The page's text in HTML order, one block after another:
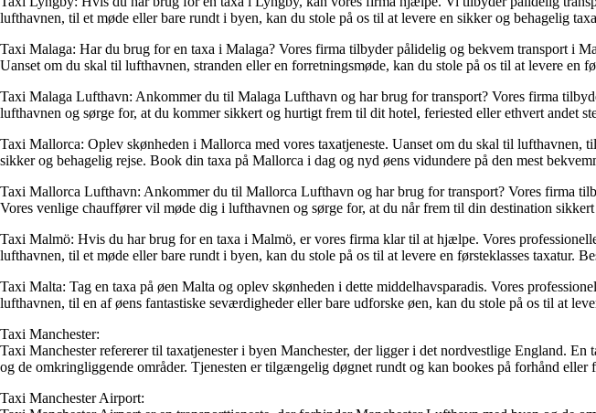
lufthavnen, til et møde eller bare rundt i byen, kan du stole på os til at levere en sikker og behagelig
Taxi Malaga: Har du brug for en taxa i Malaga? Vores firma tilbyder pålidelig og bekvem transport i
Uanset om du skal til lufthavnen, stranden eller en forretningsmøde, kan du stole på os til at levere en
Taxi Malaga Lufthavn: Ankommer du til Malaga Lufthavn og har brug for transport? Vores firma
lufthavnen og sørge for, at du kommer sikkert og hurtigt frem til dit hotel, feriested eller ethvert andet
Taxi Mallorca: Oplev skønheden i Mallorca med vores taxatjeneste. Uanset om du skal til lufthavnen,
sikker og behagelig rejse. Book din taxa på Mallorca i dag og nyd øens vidundere på den mest
Taxi Mallorca Lufthavn: Ankommer du til Mallorca Lufthavn og har brug for transport? Vores firma
Vores venlige chauffører vil møde dig i lufthavnen og sørge for, at du når frem til din destination
Taxi Malmö: Hvis du har brug for en taxa i Malmö, er vores firma klar til at hjælpe. Vores
lufthavnen, til et møde eller bare rundt i byen, kan du stole på os til at levere en førsteklasses taxatur.
Taxi Malta: Tag en taxa på øen Malta og oplev skønheden i dette middelhavsparadis. Vores
lufthavnen, til en af øens fantastiske seværdigheder eller bare udforske øen, kan du stole på os til at
Taxi Manchester:
Taxi Manchester refererer til taxatjenester i byen Manchester, der ligger i det nordvestlige England.
og de omkringliggende områder. Tjenesten er tilgængelig døgnet rundt og kan bookes på forhånd eller
Taxi Manchester Airport: